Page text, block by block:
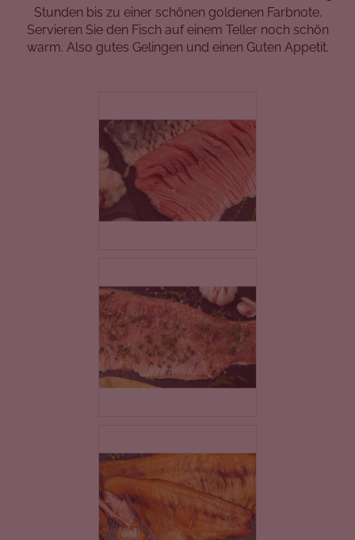
Stunden bis zu einer schönen goldenen Farbnote.
Servieren Sie den Fisch auf einem Teller noch schön
warm. Also gutes Gelingen und einen Guten Appetit.